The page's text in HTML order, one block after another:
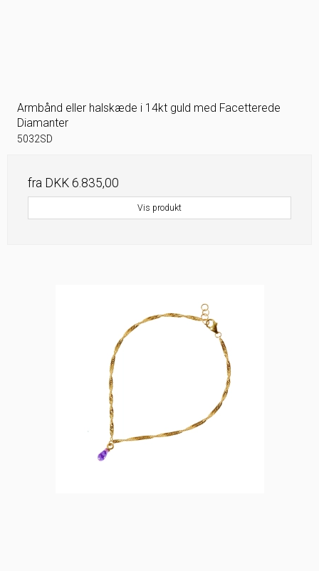
Armbånd eller halskæde i 14kt guld med Facetterede
Diamanter
5032SD
fra DKK 6.835,00
Vis produkt